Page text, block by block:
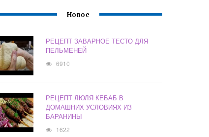
Новое
РЕЦЕПТ ЗАВАРНОЕ ТЕСТО ДЛЯ
ПЕЛЬМЕНЕЙ
6910
РЕЦЕПТ ЛЮЛЯ КЕБАБ В
ДОМАШНИХ УСЛОВИЯХ ИЗ
БАРАНИНЫ
1622